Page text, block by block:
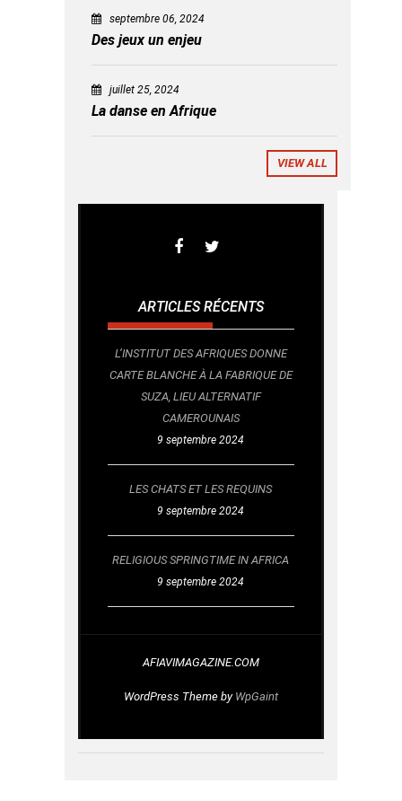
septembre 06, 2024
Des jeux un enjeu
juillet 25, 2024
La danse en Afrique
VIEW ALL
ARTICLES RÉCENTS
L’INSTITUT DES AFRIQUES DONNE
CARTE BLANCHE À LA FABRIQUE DE
SUZA, LIEU ALTERNATIF
CAMEROUNAIS
9 septembre 2024
LES CHATS ET LES REQUINS
9 septembre 2024
RELIGIOUS SPRINGTIME IN AFRICA
9 septembre 2024
AFIAVIMAGAZINE.COM
WordPress Theme by WpGaint